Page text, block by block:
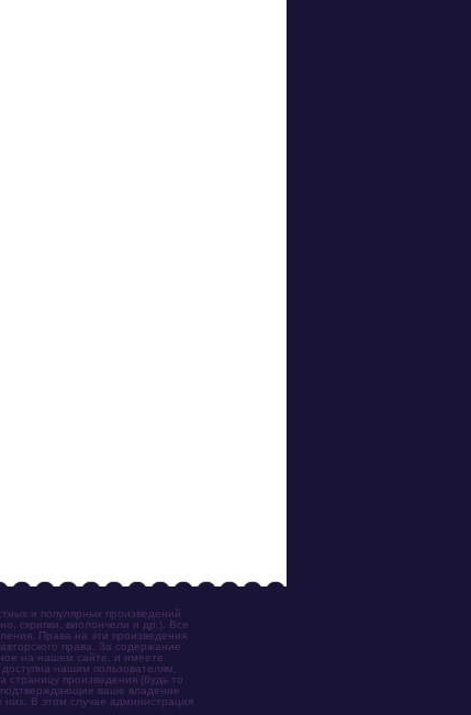
и популярных произведений
скрипки, виолончели и др.). Все
Права на эти произведения
права. За содержание
на нашем сайте, и имеете
нашим пользователям,
произведения (будь то
подтверждающие ваше владение
них. В этом случае администрация